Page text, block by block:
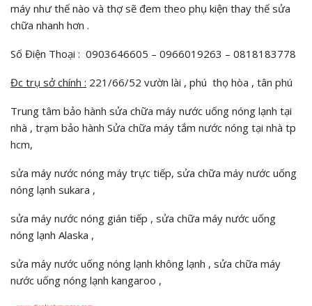
máy như thế nào và thợ sẽ đem theo phụ kiện thay thế sửa
chữa nhanh hơn .
Số Điện Thoại : 0903646605 – 0966019263 – 0818183778
Đc trụ sở chính : 221/66/52 vườn lài , phú thọ hòa , tân phú
Trung tâm bảo hành sửa chữa máy nước uống nóng lạnh tại
nhà , trạm bảo hành Sửa chữa máy tắm nước nóng tại nhà tp
hcm,
sửa máy nước nóng máy trực tiếp, sửa chữa máy nước uống
nóng lạnh sukara ,
sửa máy nước nóng gián tiếp , sửa chữa máy nước uống
nóng lạnh Alaska ,
sửa máy nước uống nóng lạnh không lạnh , sửa chữa máy
nước uống nóng lạnh kangaroo ,